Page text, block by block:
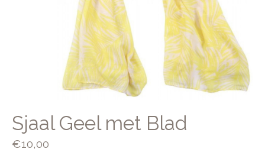
Sjaal Geel met Blad
€10,00